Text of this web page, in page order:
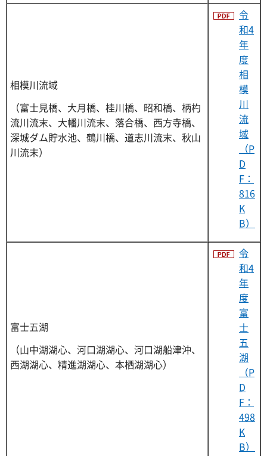
相模川流域
（富士見橋、大月橋、桂川橋、昭和橋、柄杓
流川流末、大幡川流末、落合橋、西方寺橋、
深城ダム貯水池、鶴川橋、道志川流末、秋山
川流末）
令
和4
年
度
相
模
川
流
域
（P
D
F：
816
K
B）
富士五湖
（山中湖湖心、河口湖湖心、河口湖船津沖、
西湖湖心、精進湖湖心、本栖湖湖心）
令
和4
年
度
富
士
五
湖
（P
D
F：
498
K
B）